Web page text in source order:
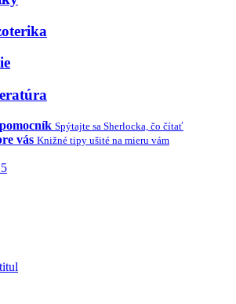
Spýtajte sa Sherlocka, čo čítať
vás Knižné tipy ušité na mieru vám